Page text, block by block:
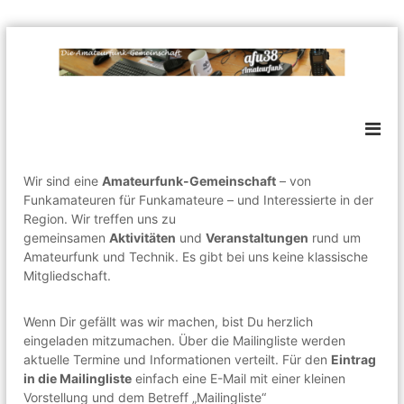
8
A
m
a
t
e
r
f
u
n
c
k
e
r
I
n
e
r
e
s
s
e
Wir sind eineAmateurfunk-Gemeinschaft – von
Funkamateuren für Funkamateure – und Interessierte in der
Region. Wir treffen uns zu
gemeinsamenAktivitäten undVeranstaltungen rund um
Amateurfunk und Technik. Es gibt bei uns keine klassische
Mitgliedschaft.
Wenn Dir gefällt was wir machen, bist Du herzlich
eingeladen mitzumachen. Über die Mailingliste werden
aktuelle Termine und Informationen verteilt. Für den Eintrag
in die Mailingliste einfach eine E-Mail mit einer kleinen
Vorstellung und dem Betreff „Mailingliste“